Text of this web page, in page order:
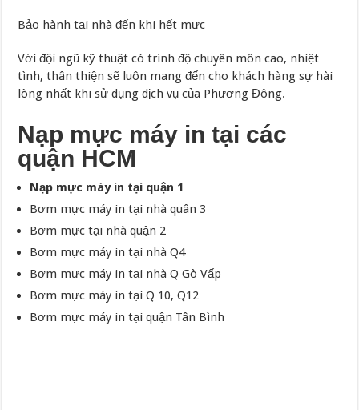
Bảo hành tại nhà đến khi hết mực
Với đội ngũ kỹ thuật có trình độ chuyên môn cao, nhiệt
tình, thân thiện sẽ luôn mang đến cho khách hàng sự hài
lòng nhất khi sử dụng dịch vụ của Phương Đông.
Nạp mực máy in tại các
quận HCM
Nạp mực máy in tại quận 1
Bơm mực máy in tại nhà quân 3
Bơm mực tại nhà quận 2
Bơm mực máy in tại nhà Q4
Bơm mực máy in tại nhà Q Gò Vấp
Bơm mực máy in tại Q 10, Q12
Bơm mực máy in tại quận Tân Bình